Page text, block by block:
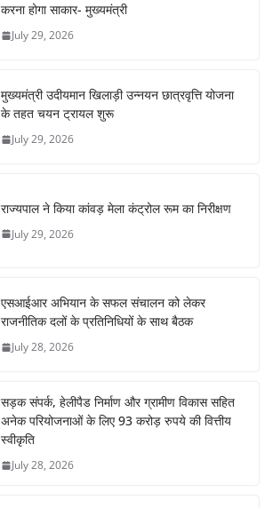
करना होगा साकार- मुख्यमंत्री
July 29, 2026
मुख्यमंत्री उदीयमान खिलाड़ी उन्नयन छात्रवृत्ति योजना
के तहत चयन ट्रायल शुरू
July 29, 2026
राज्यपाल ने किया कांवड़ मेला कंट्रोल रूम का निरीक्षण
July 29, 2026
एसआईआर अभियान के सफल संचालन को लेकर
राजनीतिक दलों के प्रतिनिधियों के साथ बैठक
July 28, 2026
सड़क संपर्क, हेलीपैड निर्माण और ग्रामीण विकास सहित
अनेक परियोजनाओं के लिए 93 करोड़ रुपये की वित्तीय
स्वीकृति
July 28, 2026